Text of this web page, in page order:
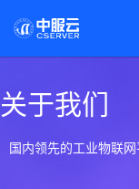
关于我们
国内领先的工业物联